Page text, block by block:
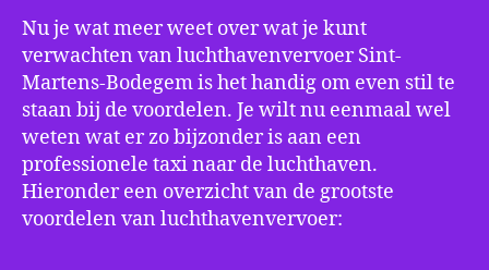
Nu je wat meer weet over wat je kunt
verwachten van luchthavenvervoer Sint-
Martens-Bodegem is het handig om even stil te
staan bij de voordelen. Je wilt nu eenmaal wel
weten wat er zo bijzonder is aan een
professionele taxi naar de luchthaven.
Hieronder een overzicht van de grootste
voordelen van luchthavenvervoer: